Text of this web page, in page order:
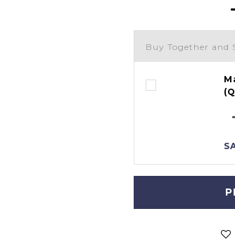
Buy Together and